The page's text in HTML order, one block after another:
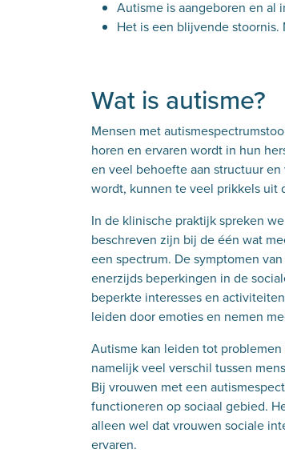
Autisme is aangeboren en al
Het is een blijvende
Wat is autisme?
Mensen met
horen en ervaren wordt in hun
en veel behoefte aan structuur
wordt, kunnen te veel prikkels uit
In de klinische praktijk spreken
beschreven zijn bij de één wat
een spectrum. De symptomen
enerzijds beperkingen in de
beperkte interesses en
leiden door emoties en nemen
Autisme kan leiden tot
namelijk veel verschil tussen
Bij vrouwen met een
functioneren op sociaal gebied.
alleen wel dat vrouwen sociale
ervaren.